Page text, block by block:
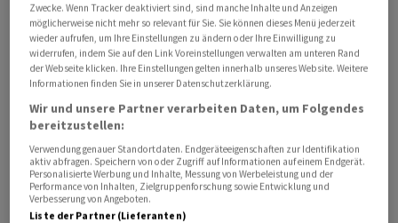
Wir werden sie hart treffen.»
Die israelische Armee gab auf X bekannt, sie habe mehr
als 70 Standorte und Ziele der Hisbollah im Libanon
angegriffen. Allein in der Umgebung der
südlibanesischen Küstenstadt Tyros seien es zehn
Kommandozentralen sowie Waffenlager gewesen.
Diese Angaben lassen sich derzeit nicht unabhängig
überprüfen.
Zwecke. Wenn Tracker deaktiviert sind, sind manche Inhalte und Anzeigen
möglicherweise nicht mehr so relevant für Sie. Sie können dieses Menü jederzeit
wieder aufrufen, um Ihre Einstellungen zu ändern oder Ihre Einwilligung zu
widerrufen, indem Sie auf den Link Voreinstellungen verwalten am unteren Rand
der Webseite klicken. Ihre Einstellungen gelten innerhalb unseres Website. Weitere
Informationen finden Sie in unserer Datenschutzerklärung.
Wir und unsere Partner verarbeiten Daten, um Folgendes
bereitzustellen:
Verwendung genauer Standortdaten. Endgeräteeigenschaften zur Identifikation
aktiv abfragen. Speichern von oder Zugriff auf Informationen auf einem Endgerät.
Personalisierte Werbung und Inhalte, Messung von Werbeleistung und der
Performance von Inhalten, Zielgruppenforschung sowie Entwicklung und
Verbesserung von Angeboten.
Liste der Partner (Lieferanten)